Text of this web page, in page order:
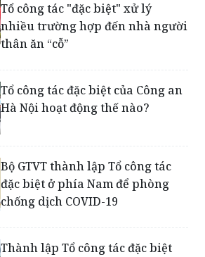
Tổ công tác "đặc biệt" xử lý
nhiều trường hợp đến nhà người
thân ăn “cỗ”
Tổ công tác đặc biệt của Công an
Hà Nội hoạt động thế nào?
Bộ GTVT thành lập Tổ công tác
đặc biệt ở phía Nam để phòng
chống dịch COVID-19
Thành lập Tổ công tác đặc biệt